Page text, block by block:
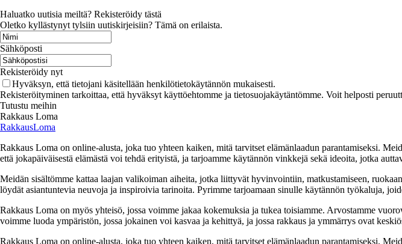
Haluatko uutisia meiltä? Rekisteröidy tästä
Oletko kyllästynyt tylsiin uutiskirjeisiin? Tämä on erilaista.
Sähköposti
Rekisteröidy nyt
Hyväksyn, että tietojani käsitellään henkilötietokäytännön mukaisesti.
Rekisteröityminen tarkoittaa, että hyväksyt käyttöehtomme ja tietosuojakäytäntömme. Voit helposti
Tutustu meihin
Rakkaus Loma
RakkausLoma
Rakkaus Loma on online-alusta, joka tuo yhteen kaiken, mitä tarvitset elämänlaadun parantamiseksi.
että jokapäiväisestä elämästä voi tehdä erityistä, ja tarjoamme käytännön vinkkejä sekä ideoita, jotka
Meidän sisältömme kattaa laajan valikoiman aiheita, jotka liittyvät hyvinvointiin, matkustamiseen,
löydät asiantuntevia neuvoja ja inspiroivia tarinoita. Pyrimme tarjoamaan sinulle käytännön työkaluja,
Rakkaus Loma on myös yhteisö, jossa voimme jakaa kokemuksia ja tukea toisiamme. Arvostamme
voimme luoda ympäristön, jossa jokainen voi kasvaa ja kehittyä, ja jossa rakkaus ja ymmärrys ovat
Rakkaus Loma on online-alusta, joka tuo yhteen kaiken, mitä tarvitset elämänlaadun parantamiseksi.